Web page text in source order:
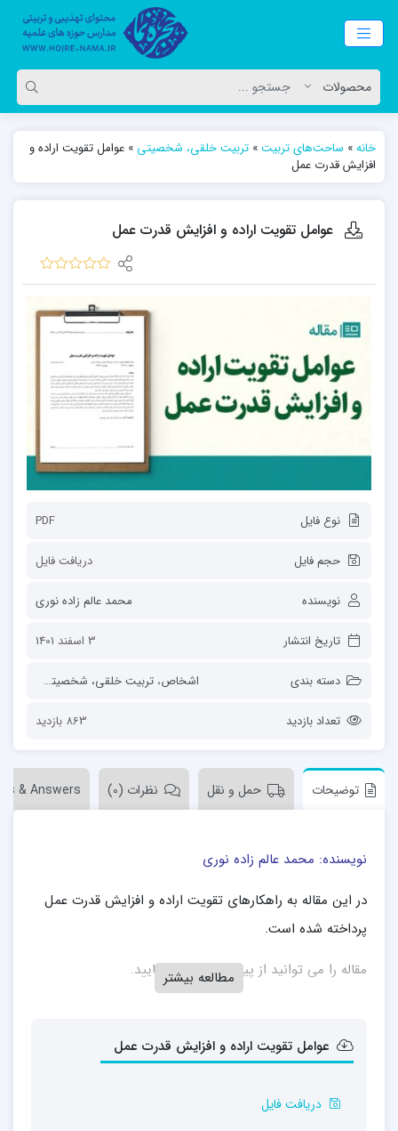
خانه» ساحت‌های تربیت» تربیت خلقی، شخصیتی » عوامل تقويت اراده و
افزايش قدرت عمل
عوامل تقويت اراده و افزايش قدرت عمل
نوع فایل PDF
حجم فایل دریافت فایل
نویسنده محمد عالم زاده نوری
تاریخ انتشار 3 اسفند 1401
دسته بندی اشخاص، تربیت خلقی، شخصیتی
تعداد بازدید 863 بازدید
توضیحات حمل و نقل نظرات (0) & Answers
نویسنده: محمد عالم زاده نوری
در این مقاله به راهکارهای تقویت اراده و افزایش قدرت عمل
پرداخته شده است.
مقاله را می توانید از پیوند زیر دانلود نمایید.
مطالعه بیشتر
عوامل تقويت اراده و افزايش قدرت عمل
دریافت فایل